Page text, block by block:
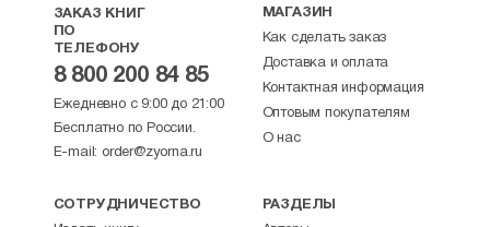
ЗАКАЗ КНИГ
ПО
ТЕЛЕФОНУ
8 800 200 84 85
Ежедневно с 9:00 до 21:00
Бесплатно по России.
E-mail: order@zyorna.ru
МАГАЗИН
Как сделать заказ
Доставка и оплата
Контактная информация
Оптовым покупателям
О нас
СОТРУДНИЧЕСТВО
РАЗДЕЛЫ